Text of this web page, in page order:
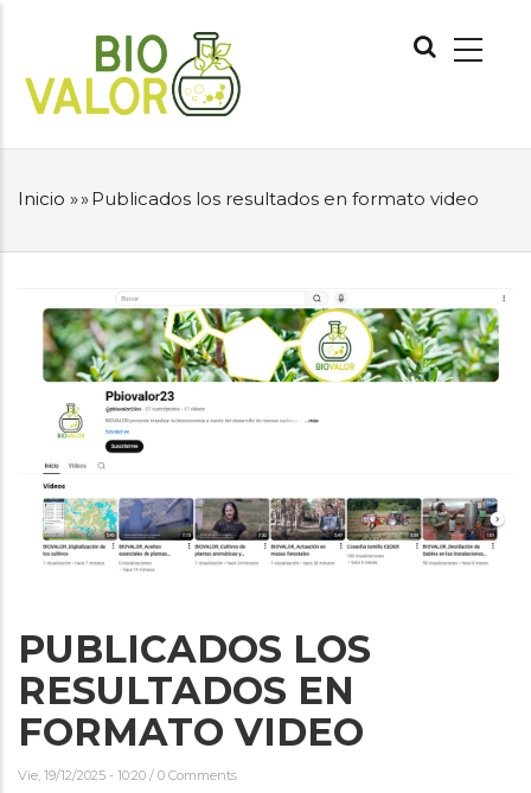
principal
PRINCIPAL
SOBRESCRIBIR
LA
NAVEGACIÓN
Inicio »»Publicados los resultados en formato video
PUBLICADOS LOS
RESULTADOS EN
FORMATO VIDEO
Vie, 19/12/2025 - 10:20 / 0 Comments